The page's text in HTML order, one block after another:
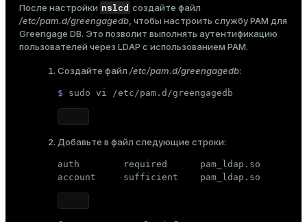
После настройки nslcd создайте файл
/etc/pam.d/greengagedb , чтобы настроить службу PAM для
Greengage DB. Это позволит выполнять аутентификацию
пользователей через LDAP с использованием PAM.
Создайте файл /etc/pam.d/greengagedb:
$ sudo vi /etc/pam.d/greengagedb
Добавьте в файл следующие строки:
auth        required      pam_ldap.so
account     sufficient    pam_ldap.so